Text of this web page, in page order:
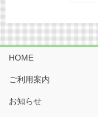
HOME
ご利用案内
お知らせ